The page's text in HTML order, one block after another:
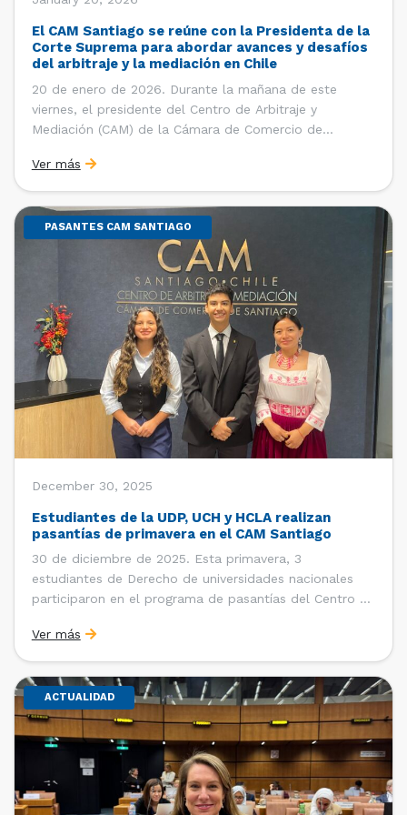
El CAM Santiago se reúne con la Presidenta de la
Corte Suprema para abordar avances y desafíos
del arbitraje y la mediación en Chile
20 de enero de 2026. Durante la mañana de este
viernes, el presidente del Centro de Arbitraje y
Mediación (CAM) de la Cámara de Comercio de
del CAM Santiago, Ximena Vial; y el gerente general de
la CCS, Carlos Soublette, sostuvieron un encuentro […]
Ver más
PASANTES CAM SANTIAGO
December 30, 2025
Estudiantes de la UDP, UCH y HCLA realizan
pasantías de primavera en el CAM Santiago
30 de diciembre de 2025. Esta primavera, 3
estudiantes de Derecho de universidades nacionales
participaron en el programa de pasantías del Centro de
de Santiago (CCS). Entre el 3 de noviembre y el 30 de
diciembre realizaron su pasantía Ingrid Ivania […]
Ver más
ACTUALIDAD